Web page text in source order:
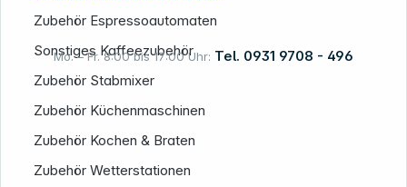
Mo. – Fr. 8:00 bis 17:00 Uhr: Tel. 0931 9708 - 496
Zubehör Espressoautomaten
Sonstiges Kaffeezubehör
Zubehör Stabmixer
Zubehör Küchenmaschinen
Zubehör Kochen & Braten
Zubehör Wetterstationen